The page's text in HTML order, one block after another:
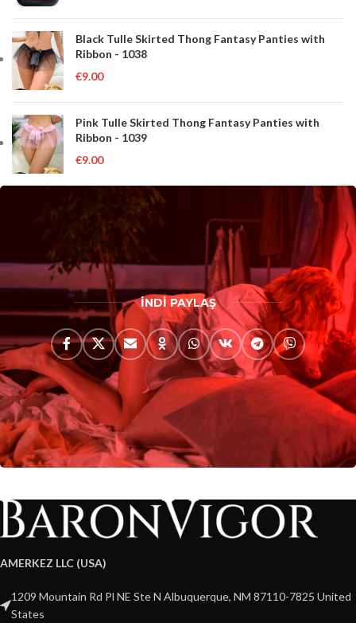
Black Tulle Skirted Thong Fantasy Panties with
Ribbon - 1038
€9.00
Pink Tulle Skirted Thong Fantasy Panties with
Ribbon - 1039
€9.00
İNDİ PAYLAŞ
AMERKEZ LLC (USA)
1209 Mountain Rd Pl NE Ste N Albuquerque, NM 87110-7825 United
States